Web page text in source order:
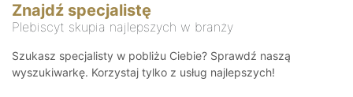
Znajdź specjalistę
Plebiscyt skupia najlepszych w branży
Szukasz specjalisty w pobliżu Ciebie? Sprawdź naszą
wyszukiwarkę. Korzystaj tylko z usług najlepszych!